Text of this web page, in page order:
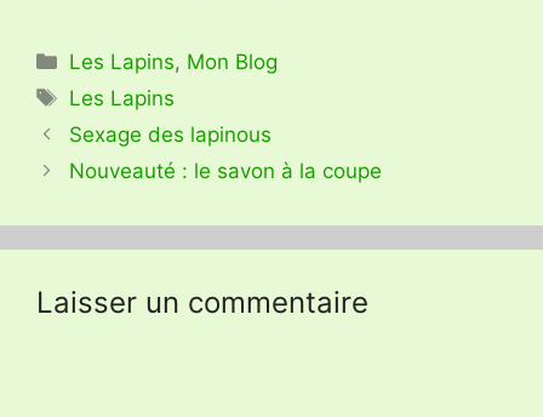
Catégories
Les Lapins, Mon Blog
Étiquettes
Les Lapins
Sexage des lapinous
Nouveauté : le savon à la coupe
Laisser un commentaire